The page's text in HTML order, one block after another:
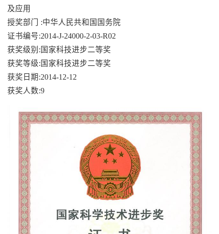
及应用
授奖部门 :中华人民共和国国务院
证书编号:2014-J-24000-2-03-R02
获奖级别:国家科技进步二等奖
获奖等级:国家科技进步二等奖
获奖日期:2014-12-12
获奖人数:9